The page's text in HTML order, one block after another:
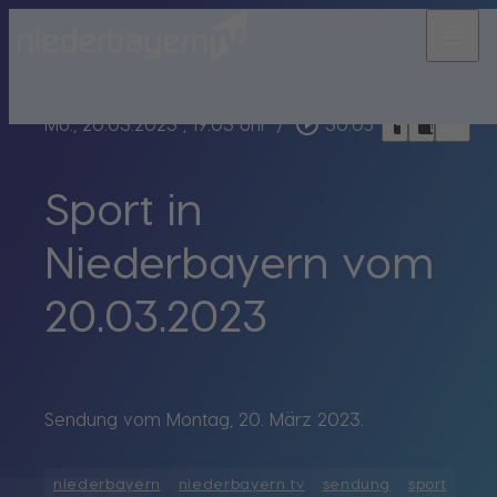
Mo., 20.03.2023, 19:03 Uhr / play_circle_outline 30:05 headphones chrome_reader_mode
Sport in
Niederbayern vom
20.03.2023
Sendung vom Montag, 20. März 2023.
niederbayern niederbayern tv sendung sport